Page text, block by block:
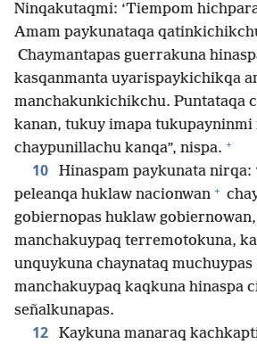
Ninqakutaqmi: ‘Tiempom
Amam paykunataqa
Chaymantapas guerrakuna
kasqanmanta uyarispaykichikqa
manchakunkichikchu. Puntataqa
kanan, tukuy imapa tukupayninmi
chaypunillachu kanqa”, nispa. +
10
Hinaspam paykunata nirqa:
peleanqa huklaw nacionwan +
gobiernopas huklaw gobiernowan,
manchakuypaq terremotokuna,
unquykuna chaynataq muchuypas
manchakuypaq kaqkuna hinaspa
señalkunapas.
12
Kaykuna manaraq